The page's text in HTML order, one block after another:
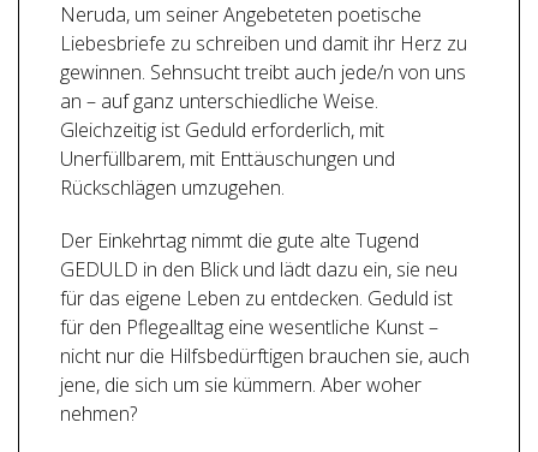
Neruda, um seiner Angebeteten poetische
Liebesbriefe zu schreiben und damit ihr Herz zu
gewinnen. Sehnsucht treibt auch jede/n von uns
an – auf ganz unterschiedliche Weise.
Gleichzeitig ist Geduld erforderlich, mit
Unerfüllbarem, mit Enttäuschungen und
Rückschlägen umzugehen.
Der Einkehrtag nimmt die gute alte Tugend
GEDULD in den Blick und lädt dazu ein, sie neu
für das eigene Leben zu entdecken. Geduld ist
für den Pflegealltag eine wesentliche Kunst –
nicht nur die Hilfsbedürftigen brauchen sie, auch
jene, die sich um sie kümmern. Aber woher
nehmen?